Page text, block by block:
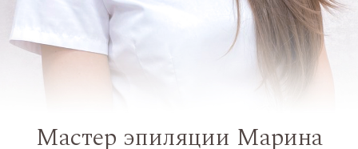
Мастер эпиляции Марина